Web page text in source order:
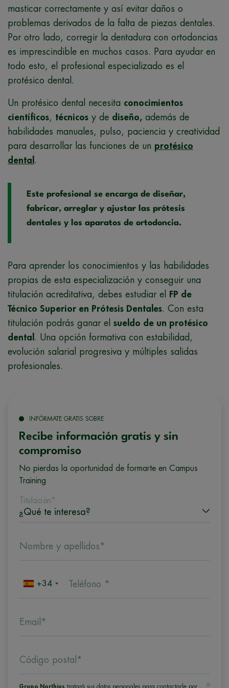
masticar correctamente y así evitar daños o
problemas derivados de la falta de piezas dentales.
Por otro lado, corregir la dentadura con ortodoncias
es imprescindible en muchos casos. Para ayudar en
todo esto, el profesional especializado es el
protésico dental.
Un protésico dental necesita conocimientos
científicos, técnicos y de diseño, además de
habilidades manuales, pulso, paciencia y creatividad
para desarrollar las funciones de un protésico
dental .
Este profesional se encarga de diseñar,
fabricar, arreglar y ajustar las prótesis
dentales y los aparatos de ortodoncia.
Para aprender los conocimientos y las habilidades
propias de esta especialización y conseguir una
titulación acreditativa, debes estudiar el
FP de
Técnico Superior en Prótesis Dentales. Con esta
titulación podrás ganar el sueldo de un protésico
dental . Una opción formativa con estabilidad,
evolución salarial progresiva y múltiples salidas
profesionales.
INFÓRMATE GRATIS SOBRE
Recibe información gratis y sin
compromiso
No pierdas la oportunidad de formarte en Campus
Training
Titulación*
Nombre y apellidos*
+34 Teléfono *
Email*
Código postal*
Grupo Northius tratará sus datos personales para contactarle por